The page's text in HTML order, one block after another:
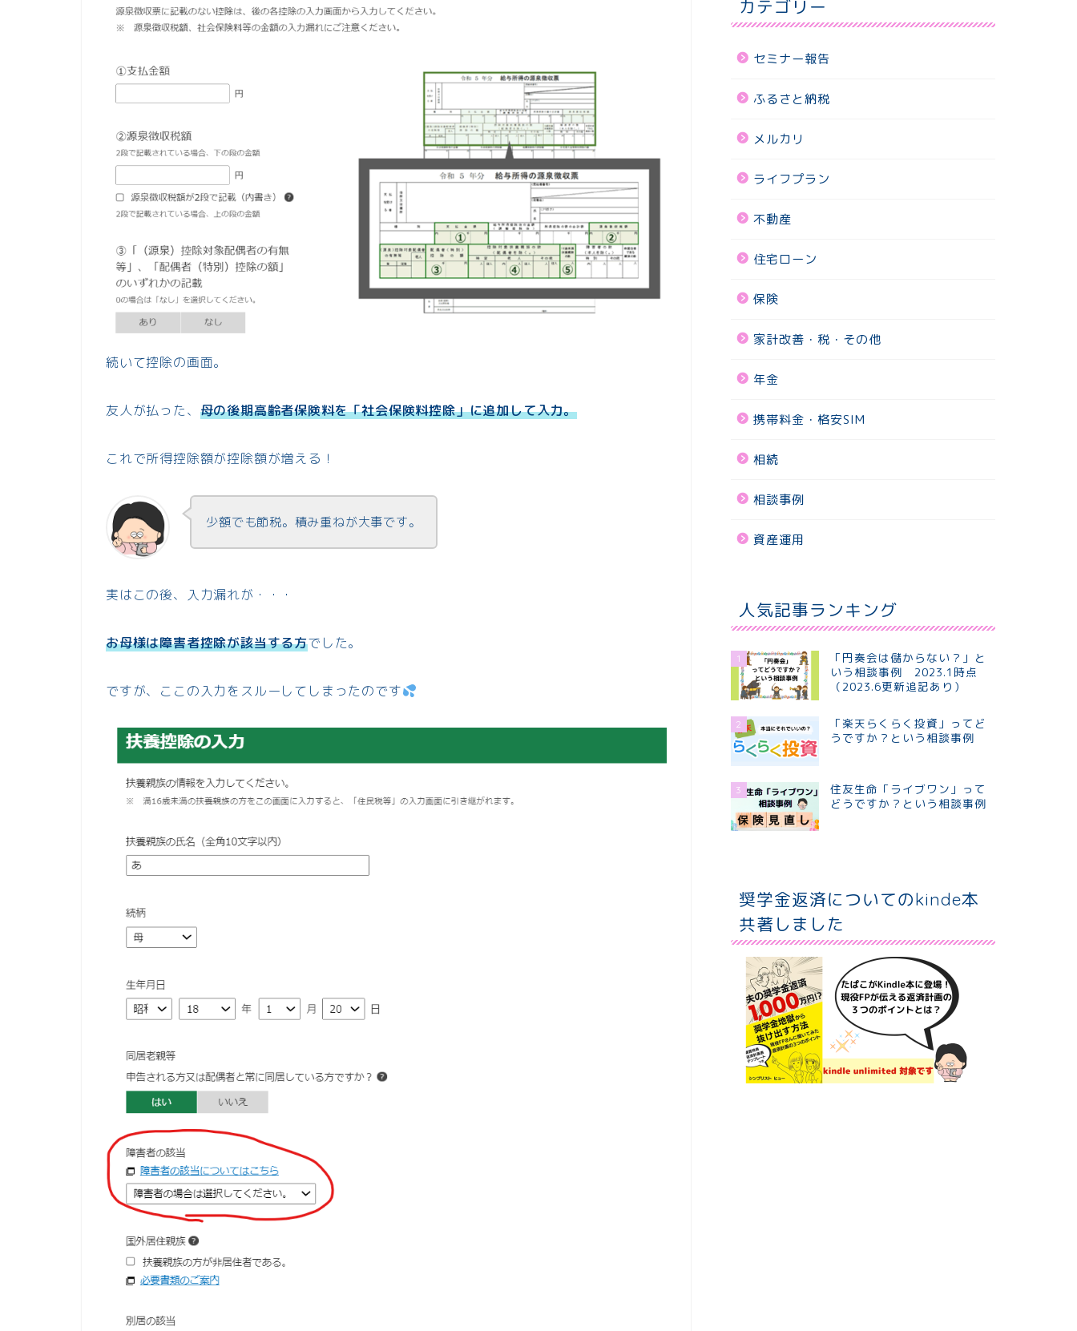
続いて控除の画面。
友人が払った、 母の後期高齢者保険料を「社会保険料控除」に追加して入力。
これで所得控除額が控除額が増える！
少額でも節税。積み重ねが大事です。
実はこの後、入力漏れが・・・
お母様は障害者控除が該当する方でした。
ですが、ここの入力をスルーしてしまったのです
カテゴリー
セミナー報告
ふるさと納税
メルカリ
ライフプラン
不動産
住宅ローン
保険
家計改善・税・その他
年金
携帯料金・格安SIM
相続
相談事例
資産運用
人気記事ランキング
1
「円奏会は儲からない？」と
いう相談事例 2023.1時点
（2023.6更新追記あり）
2
「楽天らくらく投資」ってど
うですか？という相談事例
3
住友生命「ライブワン」って
どうですか？という相談事例
奨学金返済についてのkinde本
共著しました